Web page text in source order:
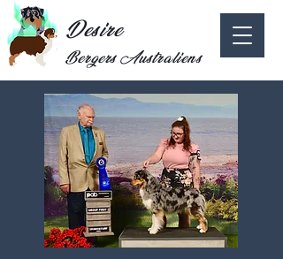
Desire
Bergers Australiens